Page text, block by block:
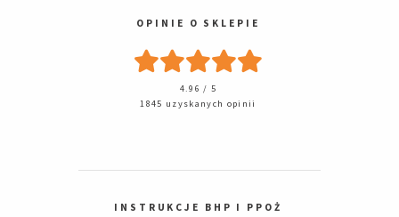
OPINIE O SKLEPIE
4.96 / 5
1845 uzyskanych opinii
INSTRUKCJE BHP I PPOŻ